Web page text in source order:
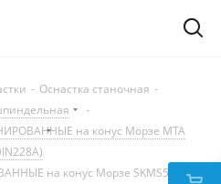
- Оснастка станочная -
-
на конус Морзе MTA
на конус Морзе SKMS5-40